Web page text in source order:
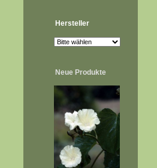
Hersteller
Neue Produkte